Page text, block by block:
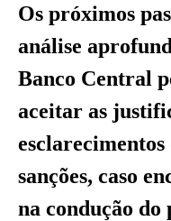
Os próximos
análise
Banco Central
aceitar as
sanções, caso
na condução do